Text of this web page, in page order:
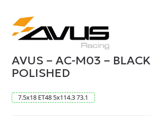
AVUS – AC-M03 – BLACK
POLISHED
7.5x18 ET48 5x114.373.1